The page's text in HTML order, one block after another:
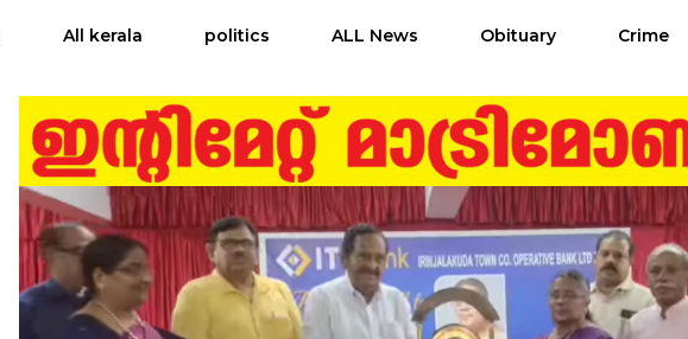
All kerala politics ALL News Obituary Crime